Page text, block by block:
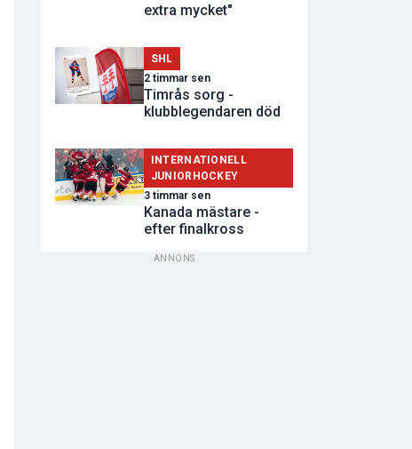
extra mycket"
SHL
2 timmar sen
Timrås sorg -
klubblegendaren död
INTERNATIONELL
JUNIORHOCKEY
3 timmar sen
Kanada mästare -
efter finalkross
ANNONS